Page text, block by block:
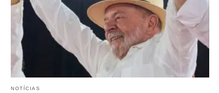
NOTÍCIAS